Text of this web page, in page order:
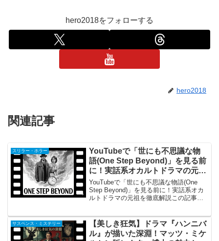
hero2018をフォローする
hero2018
関連記事
スリラー・ホラー
YouTubeで「世にも不思議な物
語(One Step Beyond)」を見る前
に！実話系オカルトドラマの元祖
を徹底解説
YouTubeで「世にも不思議な物語(One
Step Beyond)」を見る前に！実話系オカ
ルトドラマの元祖を徹底解説この記事で
れる伝説のオカルト・アンソロジード...
サスペンス・ミステリー
【美しき狂気】ドラマ『ハンニバ
ル』が描いた深淵！マッツ・ミケ